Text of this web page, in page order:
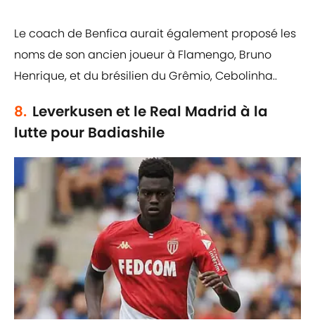
Le coach de Benfica aurait également proposé les
noms de son ancien joueur à Flamengo, Bruno
Henrique, et du brésilien du Grêmio, Cebolinha..
8. Leverkusen et le Real Madrid à la
lutte pour Badiashile